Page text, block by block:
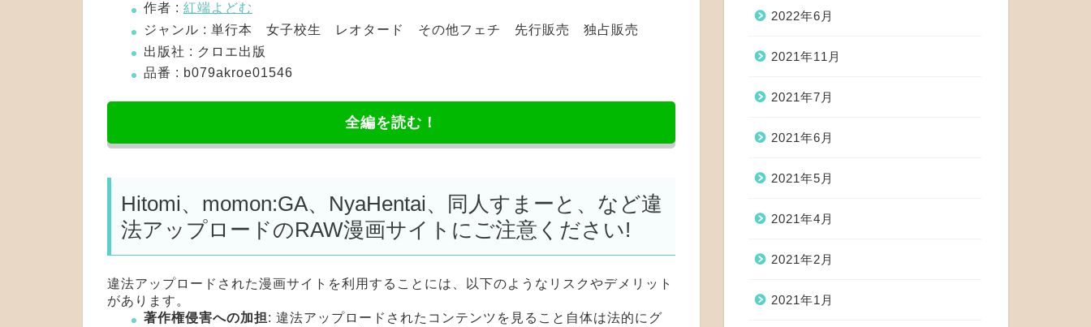
作者 : 紅端よどむ
ジャンル : 単行本 女子校生 レオタード その他フェチ 先行販売 独占販売
出版社 : クロエ出版
品番 : b079akroe01546
全編を読む！
Hitomi、momon:GA、NyaHentai、同人すまーと、など違
法アップロードのRAW漫画サイトにご注意ください!
違法アップロードされた漫画サイトを利用することには、以下のようなリスクやデメリット
があります。
著作権侵害への加担: 違法アップロードされたコンテンツを見ること自体は法的にグ
2022年6月
2021年11月
2021年7月
2021年6月
2021年5月
2021年4月
2021年2月
2021年1月